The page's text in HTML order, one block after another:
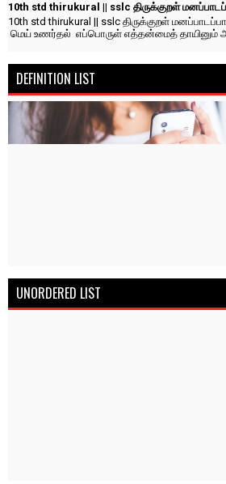
10th std thirukural || sslc திருக்குறள்
10th std thirukural || sslc திருக்குறள்
மெய் உணர்தல் எப்பொருள் எத்தன்மைத் தாயினும்
DEFINITION LIST
UNORDERED LIST